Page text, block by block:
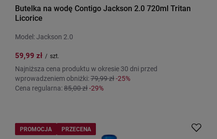
Butelka na wodę Contigo Jackson 2.0 720ml Tritan
Licorice
Model: Jackson 2.0
59,99 zł / szt.
Najniższa cena produktu w okresie 30 dni przed
wprowadzeniem obniżki:79,99 zł-25%
Cena regularna:85,00 zł-29%
PROMOCJA PRZECENA